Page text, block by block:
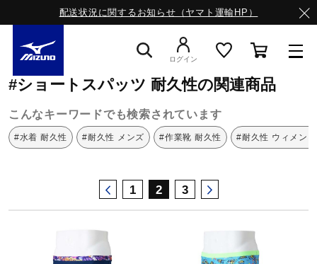
配送状況に関するお知らせ（ヤマト運輸HP）
ライフスタイルウエア
サッカー／フットサル
ログイン
ミズノ公式オンライン 耐久性
#ショートスパッツ 耐久性の関連商品
こんなキーワードでも検索されています
#水着 耐久性 #耐久性 メンズ #作業靴 耐久性 #耐久性 ウィメンズ
1 2 3